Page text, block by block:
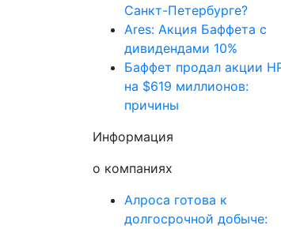
Санкт-Петербурге?
Ares: Акция Баффета с
дивидендами 10%
Баффет продал акции
на $619 миллионов:
причины
Информация
о компаниях
Алроса готова к
долгосрочной добыче: